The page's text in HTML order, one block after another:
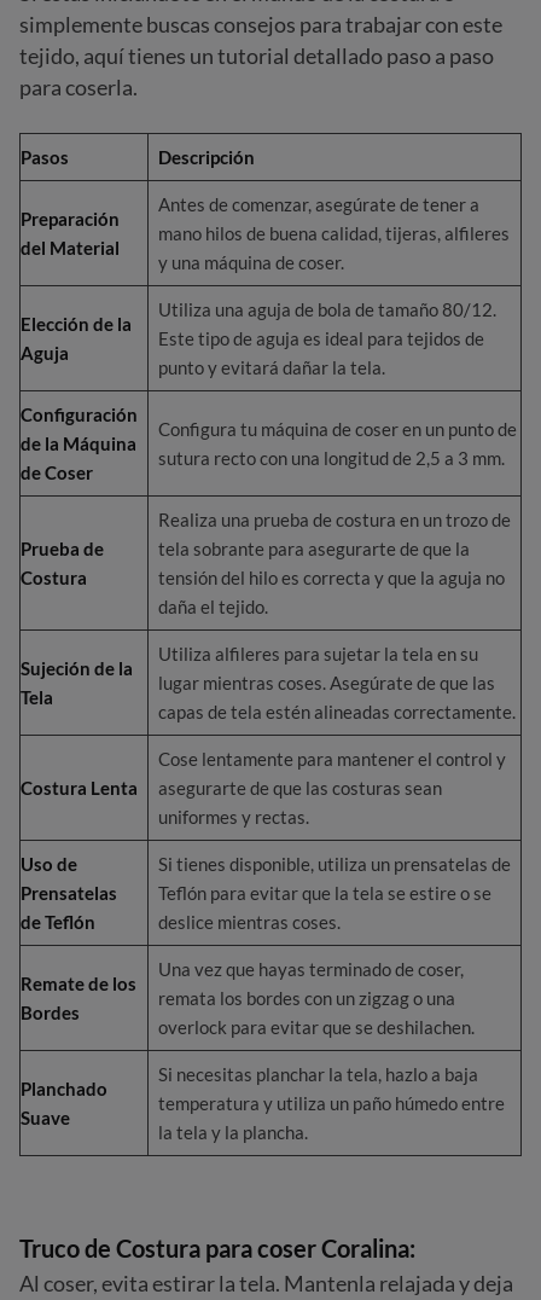
simplemente buscas consejos para trabajar con este
tejido, aquí tienes un tutorial detallado paso a paso
para coserla.
Pasos Descripción
Preparación
del Material
Antes de comenzar, asegúrate de tener a
mano hilos de buena calidad, tijeras, alfileres
y una máquina de coser.
Elección de la
Aguja
Utiliza una aguja de bola de tamaño 80/12.
Este tipo de aguja es ideal para tejidos de
punto y evitará dañar la tela.
Configuración
de la Máquina
de Coser
Configura tu máquina de coser en un punto de
sutura recto con una longitud de 2,5 a 3 mm.
Prueba de
Costura
Realiza una prueba de costura en un trozo de
tela sobrante para asegurarte de que la
tensión del hilo es correcta y que la aguja no
daña el tejido.
Sujeción de la
Tela
Utiliza alfileres para sujetar la tela en su
lugar mientras coses. Asegúrate de que las
capas de tela estén alineadas correctamente.
Costura Lenta
Cose lentamente para mantener el control y
asegurarte de que las costuras sean
uniformes y rectas.
Uso de
Prensatelas
de Teflón
Si tienes disponible, utiliza un prensatelas de
Teflón para evitar que la tela se estire o se
deslice mientras coses.
Remate de los
Bordes
Una vez que hayas terminado de coser,
remata los bordes con un zigzag o una
overlock para evitar que se deshilachen.
Planchado
Suave
Si necesitas planchar la tela, hazlo a baja
temperatura y utiliza un paño húmedo entre
la tela y la plancha.
Truco de Costura para coser Coralina:
Al coser, evita estirar la tela. Mantenla relajada y deja